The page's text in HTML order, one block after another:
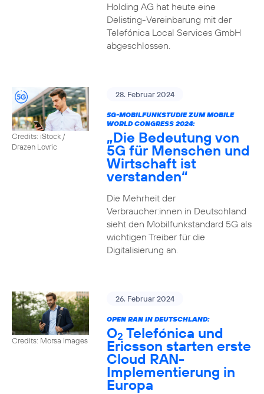
Holding AG hat heute eine
Delisting-Vereinbarung mit der
Telefónica Local Services GmbH
abgeschlossen.
Credits: iStock /
Drazen Lovric
28. Februar 2024
5G-MOBILFUNKSTUDIE ZUM MOBILE
WORLD CONGRESS 2024:
„Die Bedeutung von
5G für Menschen und
Wirtschaft ist
verstanden“
Die Mehrheit der
Verbraucher:innen in Deutschland
sieht den Mobilfunkstandard 5G als
wichtigen Treiber für die
Digitalisierung an.
Credits: Morsa Images
26. Februar 2024
OPEN RAN IN DEUTSCHLAND:
O2 Telefónica und
Ericsson starten erste
Cloud RAN-
Implementierung in
Europa